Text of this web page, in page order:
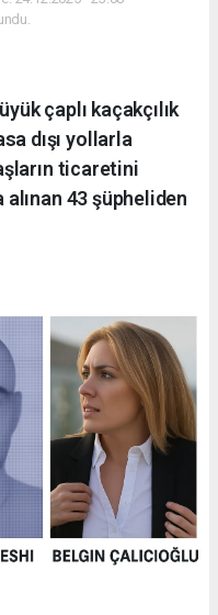
çaplı kaçakçılık
dışı yollarla
ticaretini
alınan 43 şüpheliden